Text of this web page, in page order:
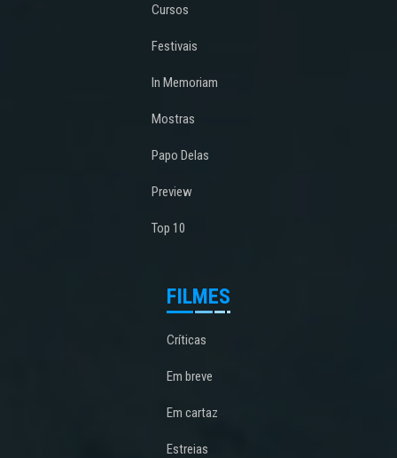
Cursos
Festivais
In Memoriam
Mostras
Papo Delas
Preview
Top 10
FILMES
Críticas
Em breve
Em cartaz
Estreias